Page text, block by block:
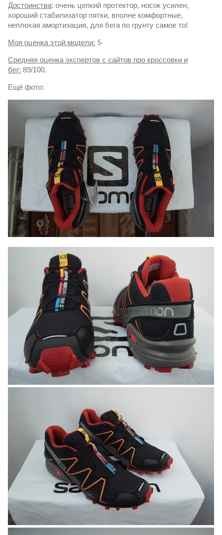
Достоинства: очень цепкий протектор, носок усилен,
хороший стабилизатор пятки, вполне комфортные,
неплохая амортизация, для бега по грунту самое то!
Моя оценка этой модели: 5-
Средняя оценка экспертов с сайтов про кроссовки и
бег: 89/100.
Ещё фото: